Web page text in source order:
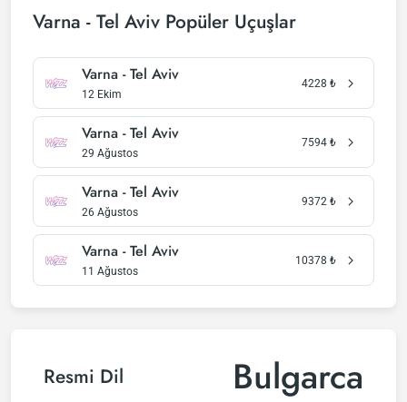
Varna - Tel Aviv Popüler Uçuşlar
Varna - Tel Aviv
12 Ekim
4228 ₺
Varna - Tel Aviv
29 Ağustos
7594 ₺
Varna - Tel Aviv
26 Ağustos
9372 ₺
Varna - Tel Aviv
11 Ağustos
10378 ₺
Resmi Dil Bulgarca